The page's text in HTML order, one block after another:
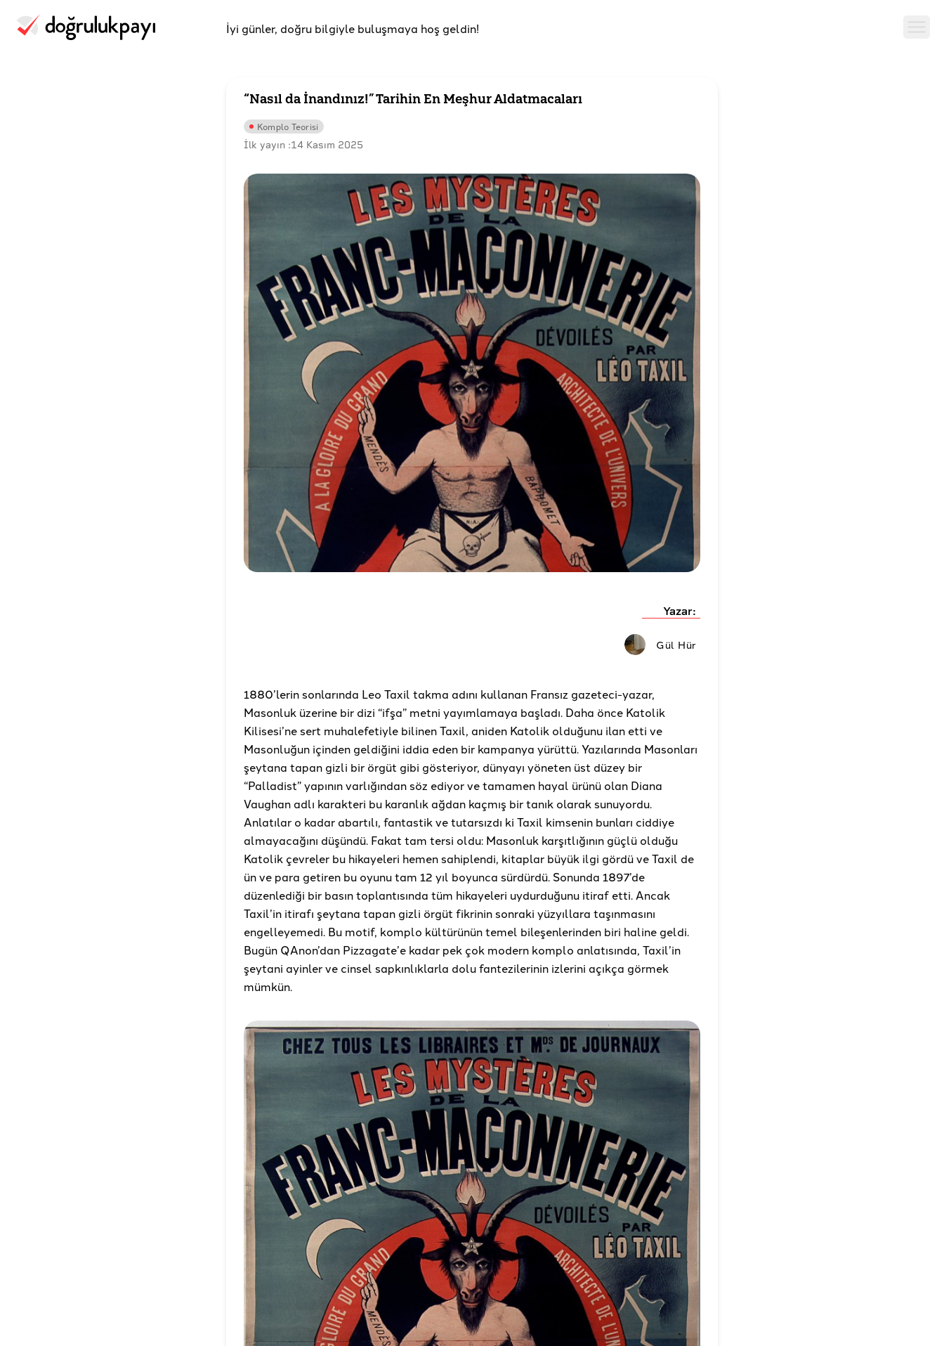
İyi günler, doğru bilgiyle buluşmaya hoş geldin!
“Nasıl da İnandınız!” Tarihin En Meşhur Aldatmacaları
Komplo Teorisi
İlk yayın :14 Kasım 2025
Yazar:
Gül Hür
1880’lerin sonlarında Leo Taxil takma adını kullanan Fransız gazeteci-yazar,
Masonluk üzerine bir dizi “ifşa” metni yayımlamaya başladı. Daha önce Katolik
Kilisesi’ne sert muhalefetiyle bilinen Taxil, aniden Katolik olduğunu ilan etti ve
Masonluğun içinden geldiğini iddia eden bir kampanya yürüttü. Yazılarında Masonları
şeytana tapan gizli bir örgüt gibi gösteriyor, dünyayı yöneten üst düzey bir
“Palladist” yapının varlığından söz ediyor ve tamamen hayal ürünü olan Diana
Vaughan adlı karakteri bu karanlık ağdan kaçmış bir tanık olarak sunuyordu.
Anlatılar o kadar abartılı, fantastik ve tutarsızdı ki Taxil kimsenin bunları ciddiye
almayacağını düşündü. Fakat tam tersi oldu: Masonluk karşıtlığının güçlü olduğu
Katolik çevreler bu hikayeleri hemen sahiplendi, kitaplar büyük ilgi gördü ve Taxil de
ün ve para getiren bu oyunu tam 12 yıl boyunca sürdürdü. Sonunda 1897’de
düzenlediği bir basın toplantısında tüm hikayeleri uydurduğunu itiraf etti. Ancak
Taxil’in itirafı şeytana tapan gizli örgüt fikrinin sonraki yüzyıllara taşınmasını
engelleyemedi. Bu motif, komplo kültürünün temel bileşenlerinden biri haline geldi.
Bugün QAnon’dan Pizzagate’e kadar pek çok modern komplo anlatısında, Taxil’in
şeytani ayinler ve cinsel sapkınlıklarla dolu fantezilerinin izlerini açıkça görmek
mümkün.